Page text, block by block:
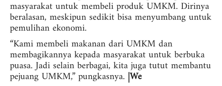
masyarakat untuk membeli produk UMKM. Dirinya
beralasan, meskipun sedikit bisa menyumbang untuk
pemulihan ekonomi.
“Kami membeli makanan dari UMKM dan
membagikannya kepada masyarakat untuk berbuka
puasa. Jadi selain berbagai, kita juga tutut membantu
pejuang UMKM,” pungkasnya. |We